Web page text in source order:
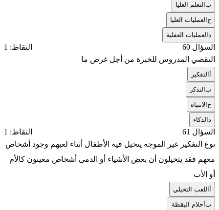
بالتعلم العليا
جالعمليات العليا
العمليات العقلية
السؤال 60
النقاط: 1
التقصي المدروس للخبرة من أجل غرض ما
التفكير
بالتذكر
جالانتباه
الذكاء
السؤال 61
النقاط: 1
نوع التفكير غير الموجه يتخيل فيه الأطفال أثناء لعبهم وجود أشخاص
معهم فقد يتخيلون أن بعض الأشياء أو الدمى أشخاص معينون كالأم
أو الأب
اللعب التخيلي
بأحلام اليقظة